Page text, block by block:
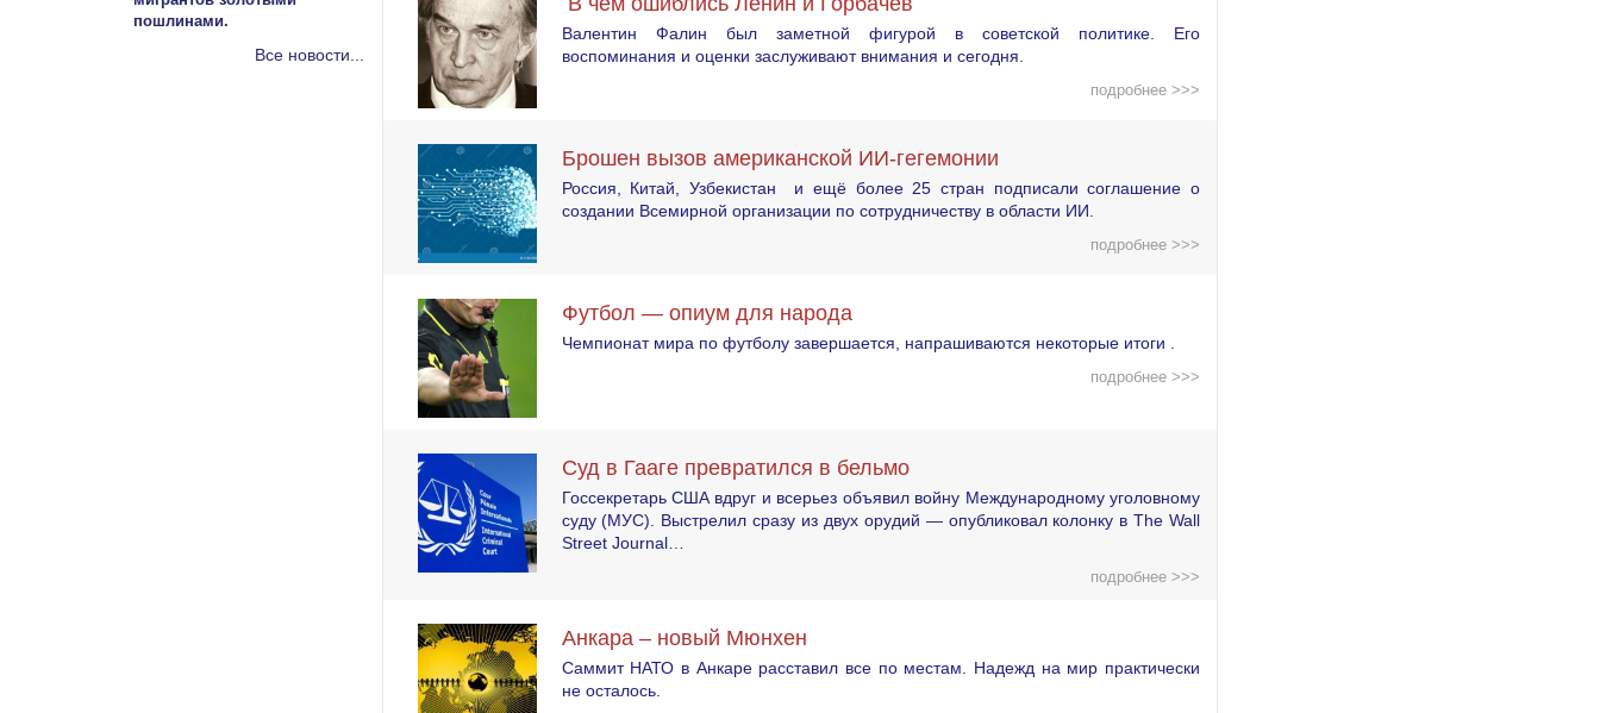
Валентин Фалин был заметной фигурой в советской политике. Его
воспоминания и оценки заслуживают внимания и сегодня.
подробнее >>>
Брошен вызов американской ИИ-гегемонии
Россия, Китай, Узбекистан и ещё более 25 стран подписали соглашение о
создании Всемирной организации по сотрудничеству в области ИИ.
подробнее >>>
Футбол — опиум для народа
Чемпионат мира по футболу завершается, напрашиваются некоторые итоги .
подробнее >>>
Суд в Гааге превратился в бельмо
Госсекретарь США вдруг и всерьез объявил войну Международному уголовному
суду (МУС). Выстрелил сразу из двух орудий — опубликовал колонку в The Wall
Street Journal…
подробнее >>>
Анкара – новый Мюнхен
Саммит НАТО в Анкаре расставил все по местам. Надежд на мир практически
не осталось.
пошлинами.
Все новости...